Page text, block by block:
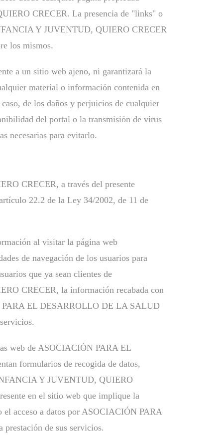
CRECER. La presencia de "links" o
Y JUVENTUD, QUIERO CRECER
los mismos.
a un sitio web ajeno, ni garantizará la
material o información contenida en
de los daños y perjuicios de cualquier
del portal o la transmisión de virus
necesarias para evitarlo.
CRECER, a través del presente
22.2 de la Ley 34/2002, de 11 de
al visitar la página web
de navegación de los usuarios para
que ya sean clientes de
CRECER, la información recabada con
PARA EL DESARROLLO DE LA SALUD
web de ASOCIACIÓN PARA EL
formularios de recogida de datos,
Y JUVENTUD, QUIERO
en el sitio web que implique la
acceso a datos por ASOCIACIÓN PARA
de sus servicios.